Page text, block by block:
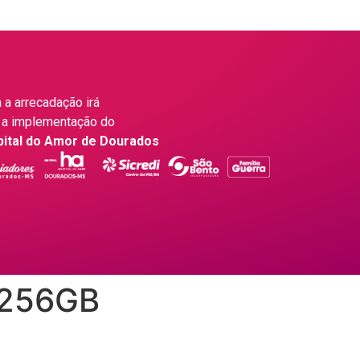
a arrecadação irá
implementação do
do Amor de Dourados